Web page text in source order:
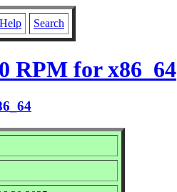
Help Search
RPM for x86_64